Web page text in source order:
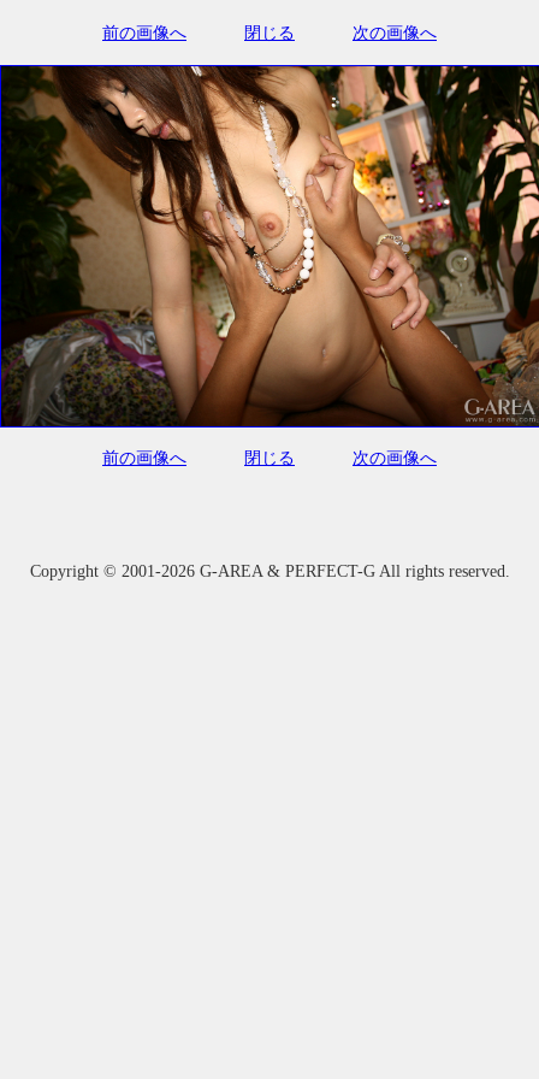
前の画像へ 閉じる 次の画像へ
前の画像へ 閉じる 次の画像へ
Copyright © 2001-2026 G-AREA & PERFECT-G All rights reserved.